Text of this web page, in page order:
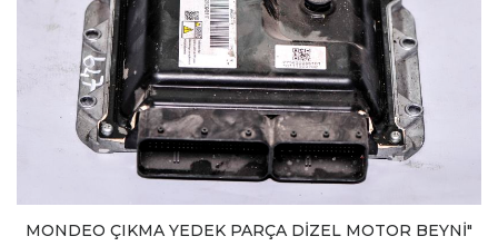
MONDEO ÇIKMA YEDEK PARÇA DİZEL MOTOR BEYNİ"